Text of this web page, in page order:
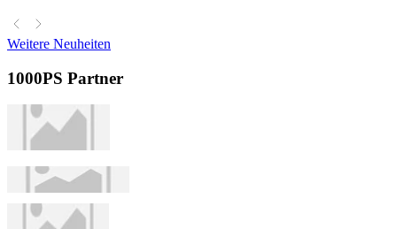
Weitere Neuheiten
1000PS Partner